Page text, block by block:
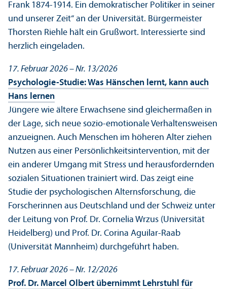
Frank 1874-1914. Ein demokratischer Politiker in seiner
und unserer Zeit“ an der Universität. Bürgermeister
Thorsten Riehle hält ein Grußwort. Interessierte sind
herzlich eingeladen.
17. Februar 2026 – Nr. 13/2026
Psychologie-Studie: Was Hänschen lernt, kann auch
Hans lernen
Jüngere wie ältere Erwachsene sind gleich­ermaßen in
der Lage, sich neue sozio-emotionale Verhaltensweisen
anzueignen. Auch Menschen im höheren Alter ziehen
Nutzen aus einer Persönlichkeits­intervention, mit der
ein anderer Umgang mit Stress und herausfordernden
sozialen Situationen trainiert wird. Das zeigt eine
Studie der psychologischen Alternsforschung, die
Forscherinnen aus Deutschland und der Schweiz unter
der Leitung von Prof. Dr. Cornelia Wrzus (Universität
Heidelberg) und Prof. Dr. Corina Aguilar-Raab
(Universität Mannheim) durchgeführt haben.
17. Februar 2026 – Nr. 12/2026
Prof. Dr. Marcel Olbert übernimmt Lehr­stuhl für